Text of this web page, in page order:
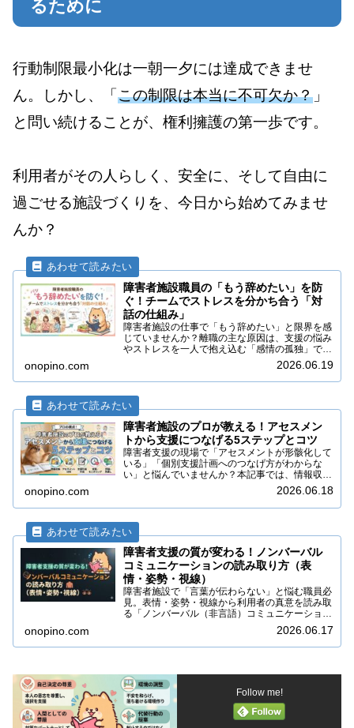
るために
行動制限最小化は一朝一夕には達成できませ
ん。しかし、「この制限は本当に不可欠か？ 」
と問い続けることが、権利擁護の第一歩です。
利用者がその人らしく、安全に、そして自由に
過ごせる施設づくりを、今日から始めてみませ
んか？
障害者施設職員の「もう辞めたい」を防
ぐ！チームでストレスを分かち合う「対
話の仕組み」
障害者施設の仕事で「もう辞めたい」と限界を感
じていませんか？離職の主な原因は、支援の悩み
やストレスを一人で抱え込む「感情の孤独」で
す。本記事では、チェックインやデブリーフィン
グなど、チームでストレスを分かち合い、心理的
安全性を高める「対話の仕組み」を具体的に解説
onopino.com 2026.06.19
障害者施設のプロが教える！アセスメン
トから支援につなげる5ステップとコツ
障害者支援の現場で「アセスメントが形骸化して
いる」「個別支援計画へのつなげ方がわからな
い」と悩んでいませんか？本記事では、情報収集
から課題分析、支援計画作成までのプロセスを5
つのステップで解説。ストレングス視点やICFの
活用など、質の高い支援を実現するための実践的
onopino.com 2026.06.18
障害者支援の質が変わる！ノンバーバル
コミュニケーションの読み取り方（表
情・姿勢・視線）
障害者施設で「言葉が伝わらない」と悩む職員必
見。表情・姿勢・視線から利用者の真意を読み取
る「ノンバーバル（非言語）コミュニケーショ
ン」を徹底解説。観察のコツや具体的なサインの
例を学び、信頼関係（ラポール）構築と不適切行
動の防止に役立てましょう。
onopino.com 2026.06.17
Follow me!